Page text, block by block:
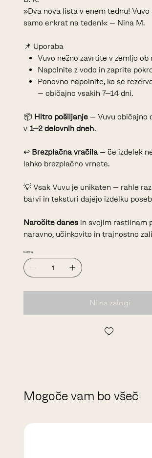
»Dva nova lista v enem tednu!
samo enkrat na teden!« – Nina M.
📌 Uporaba
Vuvo nežno zavrtite v zemljo ob
Napolnite z vodo in zaprite
Ponovno napolnite, ko se
– običajno vsakih 7–14 dni.
📦 Hitro pošiljanje – Vuvu običajno
v 1–2 delovnih dneh.
↩ Brezplačna vračila– če izdelek
lahko brezplačno vrnete.
💡 Vsak Vuvu je unikaten – rahle
barvi in teksturi dajejo izdelku
Naročite danes in svojim rastlinam
naravno, učinkovito in trajnostno
Količina
Ni na zalogi
Mogoče vam bo všeč